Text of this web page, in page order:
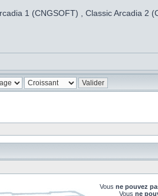
1 (CNGSOFT) , Classic Arcadia 2
Vous ne pouvez
Vous ne